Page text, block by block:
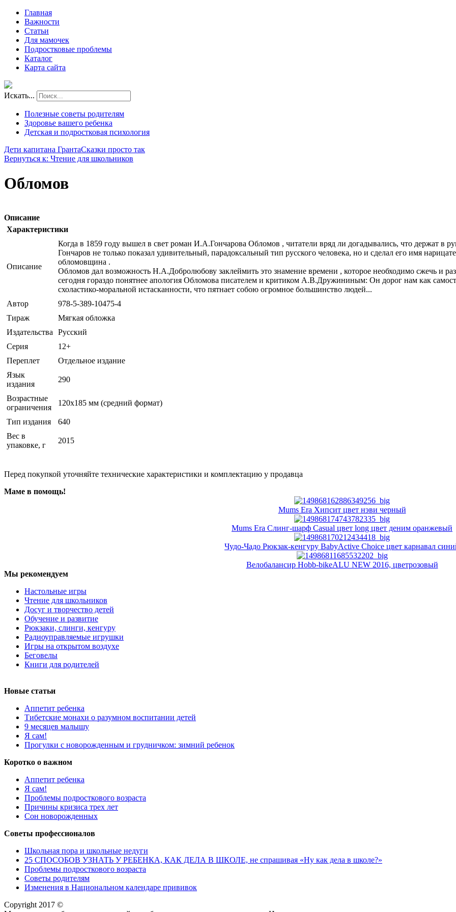
Главная
Важности
Статьи
Для мамочек
Подростковые проблемы
Каталог
Карта сайта
Искать...
Полезные советы родителям
Здоровье вашего ребенка
Детская и подростковая психология
Дети капитана ГрантаСказки просто так
Вернуться к: Чтение для школьников
Обломов
Описание
Характеристики
Описание
Когда в 1859 году вышел в свет роман И.А.Гончарова Обломов , читатели вряд ли догадывались, что держат в
Гончаров не только показал удивительный, парадоксальный тип русского человека, но и сделал его имя
обломовщина .
Обломов дал возможность Н.А.Добролюбову заклеймить это знамение времени , которое необходимо сжечь и
сегодня гораздо понятнее апология Обломова писателем и критиком А.В.Дружининым: Он дорог нам как
схоластико-моральной истасканности, что пятнает собою огромное большинство людей...
Автор
978-5-389-10475-4
Тираж
Мягкая обложка
Издательства
Русский
Серия
12+
Переплет
Отдельное издание
Язык
издания
290
Возрастные
ограничения
120x185 мм (средний формат)
Тип издания
640
Вес в
упаковке, г
2015
Перед покупкой уточняйте технические характеристики и комплектацию у продавца
Маме в помощь!
Mums Era Хипсит цвет нэви черный
Mums Era Слинг-шарф Casual цвет long цвет деним оранжевый
Чудо-Чадо Рюкзак-кенгуру BabyActive Choice цвет карнавал
Велобалансир Hobb-bikeALU NEW 2016, цветрозовый
Мы рекомендуем
Настольные игры
Чтение для школьников
Досуг и творчество детей
Обучение и развитие
Рюкзаки, слинги, кенгуру
Радиоуправляемые игрушки
Игры на открытом воздухе
Беговелы
Книги для родителей
Новые статьи
Аппетит ребенка
Тибетские монахи о разумном воспитании детей
9 месяцев малышу
Я сам!
Прогулки с новорожденным и грудничком: зимний ребенок
Коротко о важном
Аппетит ребенка
Я сам!
Проблемы подросткового возраста
Причины кризиса трех лет
Сон новорожденных
Советы профессионалов
Школьная пора и школьные недуги
25 СПОСОБОВ УЗНАТЬ У РЕБЕНКА, КАК ДЕЛА В ШКОЛЕ, не спрашивая «Ну как дела в школе?»
Проблемы подросткового возраста
Советы родителям
Изменения в Национальном календаре прививок
Copyright 2017 ©